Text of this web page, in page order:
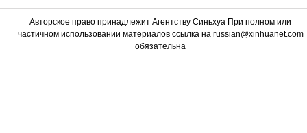
Авторское право принадлежит Агентству Синьхуа При полном или
частичном использовании материалов ссылка на russian@xinhuanet.com
обязательна